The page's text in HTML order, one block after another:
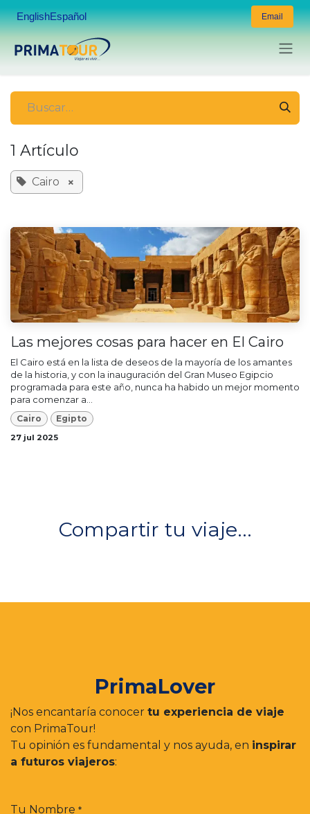
EnglishEspañol Email
1 Artículo
Cairo ×
Las mejores cosas para hacer en El Cairo
El Cairo está en la lista de deseos de la mayoría de los amantes
de la historia, y con la inauguración del Gran Museo Egipcio
programada para este año, nunca ha habido un mejor momento
para comenzar a...
Cairo Egipto
27 jul 2025
Compartir tu viaje...
PrimaLover
¡Nos encantaría conocer tu experiencia de viaje
con PrimaTour!
Tu opinión es fundamental y nos ayuda, en inspirar
a futuros viajeros:
Tu Nombre *